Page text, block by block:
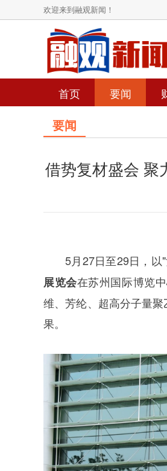
欢迎来到融观新闻！
首页 要闻
要闻
借势复材盛会
5月27日至29日，以
展览会在苏州国际博览
维、芳纶、超高分子量
果。